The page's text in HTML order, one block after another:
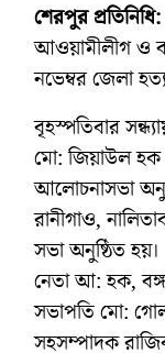
শেরপুর প্রতিনিধি:
আওয়ামীলীগ ও
নভেম্বর জেলা
বৃহস্পতিবার
মো: জিয়াউল হক
আলোচনাসভা
রানীগাও,
সভা অনুষ্ঠিত
নেতা আ: হক,
সভাপতি মো:
সহসম্পাদক